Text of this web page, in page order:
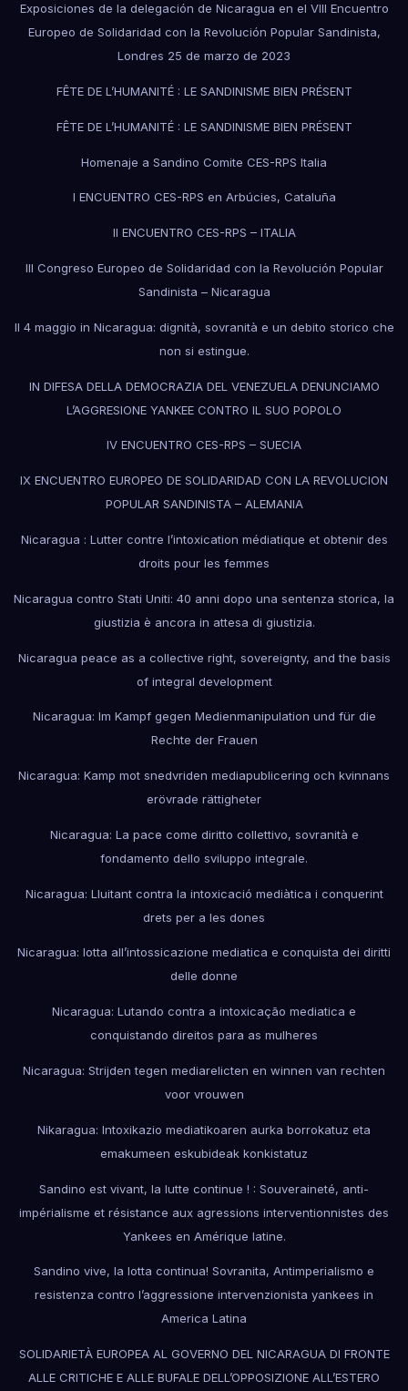
Exposiciones de la delegación de Nicaragua en el VIII Encuentro
Europeo de Solidaridad con la Revolución Popular Sandinista,
Londres 25 de marzo de 2023
FÊTE DE L’HUMANITÉ : LE SANDINISME BIEN PRÉSENT
FÊTE DE L’HUMANITÉ : LE SANDINISME BIEN PRÉSENT
Homenaje a Sandino Comite CES-RPS Italia
I ENCUENTRO CES-RPS en Arbúcies, Cataluña
II ENCUENTRO CES-RPS – ITALIA
III Congreso Europeo de Solidaridad con la Revolución Popular
Sandinista – Nicaragua
Il 4 maggio in Nicaragua: dignità, sovranità e un debito storico che
non si estingue.
IN DIFESA DELLA DEMOCRAZIA DEL VENEZUELA DENUNCIAMO
L’AGGRESIONE YANKEE CONTRO IL SUO POPOLO
IV ENCUENTRO CES-RPS – SUECIA
IX ENCUENTRO EUROPEO DE SOLIDARIDAD CON LA REVOLUCION
POPULAR SANDINISTA – ALEMANIA
Nicaragua : Lutter contre l’intoxication médiatique et obtenir des
droits pour les femmes
Nicaragua contro Stati Uniti: 40 anni dopo una sentenza storica, la
giustizia è ancora in attesa di giustizia.
Nicaragua peace as a collective right, sovereignty, and the basis
of integral development
Nicaragua: Im Kampf gegen Medienmanipulation und für die
Rechte der Frauen
Nicaragua: Kamp mot snedvriden mediapublicering och kvinnans
erövrade rättigheter
Nicaragua: La pace come diritto collettivo, sovranità e
fondamento dello sviluppo integrale.
Nicaragua: Lluitant contra la intoxicació mediàtica i conquerint
drets per a les dones
Nicaragua: lotta all’intossicazione mediatica e conquista dei diritti
delle donne
Nicaragua: Lutando contra a intoxicação mediatica e
conquistando direitos para as mulheres
Nicaragua: Strijden tegen mediarelicten en winnen van rechten
voor vrouwen
Nikaragua: Intoxikazio mediatikoaren aurka borrokatuz eta
emakumeen eskubideak konkistatuz
Sandino est vivant, la lutte continue ! : Souveraineté, anti-
impérialisme et résistance aux agressions interventionnistes des
Yankees en Amérique latine.
Sandino vive, la lotta continua! Sovranita, Antimperialismo e
resistenza contro l’aggressione intervenzionista yankees in
America Latina
SOLIDARIETÀ EUROPEA AL GOVERNO DEL NICARAGUA DI FRONTE
ALLE CRITICHE E ALLE BUFALE DELL’OPPOSIZIONE ALL’ESTERO